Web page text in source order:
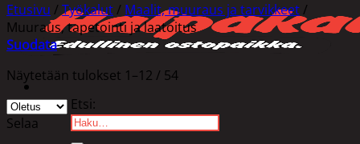
Etsi:
Etusivu / Työkalut / Maalit, muuraus ja tarvikkeet /
Muuraus, tapetointi ja laatoitus
Suodata
Näytetään tulokset 1–12 / 54
Selaa